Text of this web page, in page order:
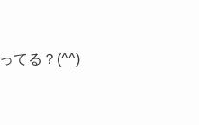
てる？(^^)